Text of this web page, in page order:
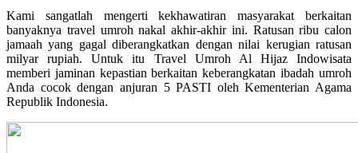
Kami sangatlah mengerti kekhawatiran masyarakat berkaitan
banyaknya travel umroh nakal akhir-akhir ini. Ratusan ribu calon
jamaah yang gagal diberangkatkan dengan nilai kerugian ratusan
milyar rupiah. Untuk itu Travel Umroh Al Hijaz Indowisata
memberi jaminan kepastian berkaitan keberangkatan ibadah umroh
Anda cocok dengan anjuran 5 PASTI oleh Kementerian Agama
Republik Indonesia.